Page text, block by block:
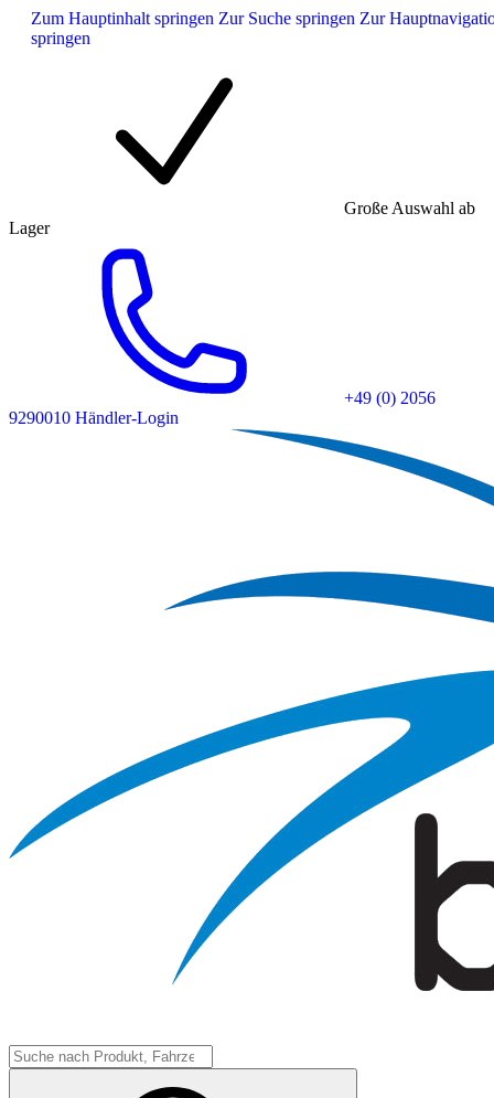
Zum Hauptinhalt springen Zur Suche springen Zur
springen
Große Auswahl ab
Lager
+49 (0) 2056
9290010 Händler-Login